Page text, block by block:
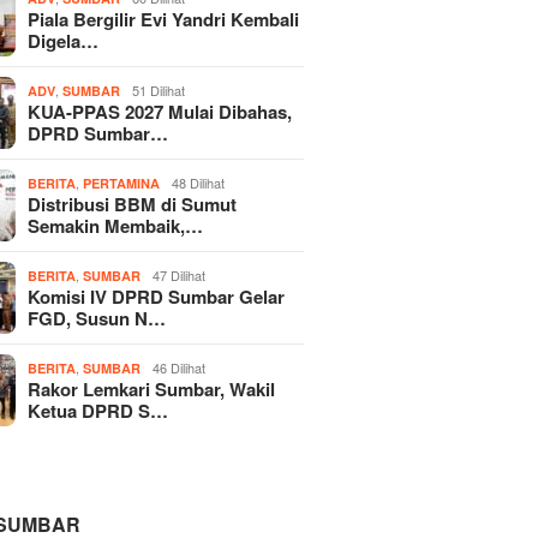
Piala Bergilir Evi Yandri Kembali
Digela…
ADV ,SUMBAR 51 Dilihat
KUA-PPAS 2027 Mulai Dibahas,
DPRD Sumbar…
BERITA ,PERTAMINA 48 Dilihat
Distribusi BBM di Sumut
Semakin Membaik,…
BERITA ,SUMBAR 47 Dilihat
Komisi IV DPRD Sumbar Gelar
FGD, Susun N…
BERITA ,SUMBAR 46 Dilihat
Rakor Lemkari Sumbar, Wakil
Ketua DPRD S…